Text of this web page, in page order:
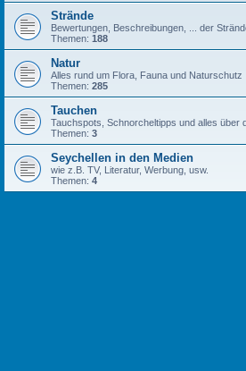
Strände
Bewertungen, Beschreibungen, ... der
Themen: 188
Natur
Alles rund um Flora, Fauna und Naturschutz
Themen: 285
Tauchen
Tauchspots, Schnorcheltipps und alles über
Themen: 3
Seychellen in den Medien
wie z.B. TV, Literatur, Werbung, usw.
Themen: 4